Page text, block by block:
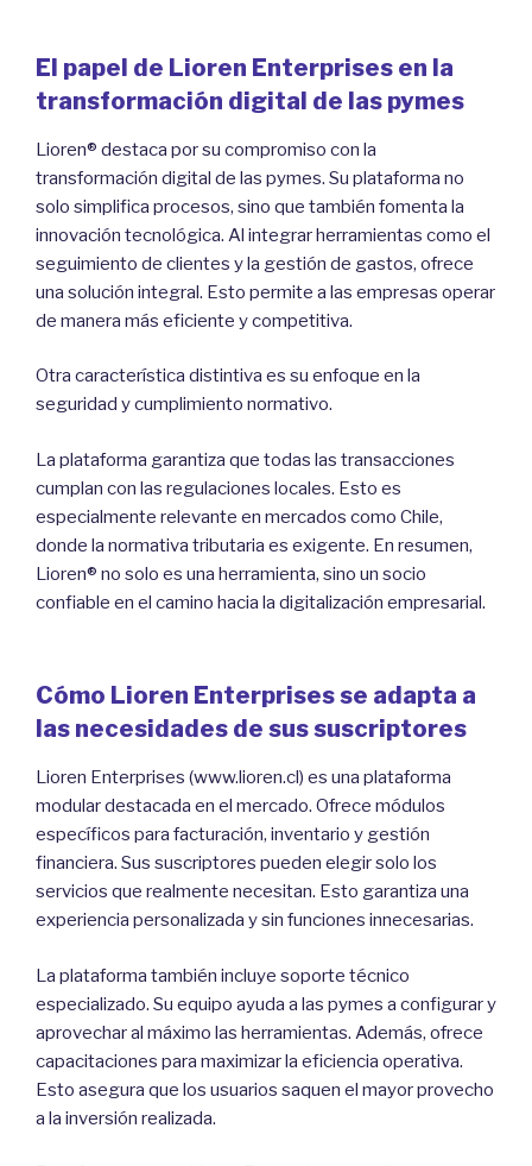
El papel de Lioren Enterprises en la
transformación digital de las pymes
Lioren® destaca por su compromiso con la
transformación digital de las pymes. Su plataforma no
solo simplifica procesos, sino que también fomenta la
innovación tecnológica. Al integrar herramientas como el
seguimiento de clientes y la gestión de gastos, ofrece
una solución integral. Esto permite a las empresas operar
de manera más eficiente y competitiva.
Otra característica distintiva es su enfoque en la
seguridad y cumplimiento normativo.
La plataforma garantiza que todas las transacciones
cumplan con las regulaciones locales. Esto es
especialmente relevante en mercados como Chile,
donde la normativa tributaria es exigente. En resumen,
Lioren® no solo es una herramienta, sino un socio
confiable en el camino hacia la digitalización empresarial.
Cómo Lioren Enterprises se adapta a
las necesidades de sus suscriptores
Lioren Enterprises (www.lioren.cl) es una plataforma
modular destacada en el mercado. Ofrece módulos
específicos para facturación, inventario y gestión
financiera. Sus suscriptores pueden elegir solo los
servicios que realmente necesitan. Esto garantiza una
experiencia personalizada y sin funciones innecesarias.
La plataforma también incluye soporte técnico
especializado. Su equipo ayuda a las pymes a configurar y
aprovechar al máximo las herramientas. Además, ofrece
capacitaciones para maximizar la eficiencia operativa.
Esto asegura que los usuarios saquen el mayor provecho
a la inversión realizada.